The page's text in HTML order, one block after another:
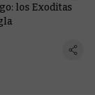
los Exoditas